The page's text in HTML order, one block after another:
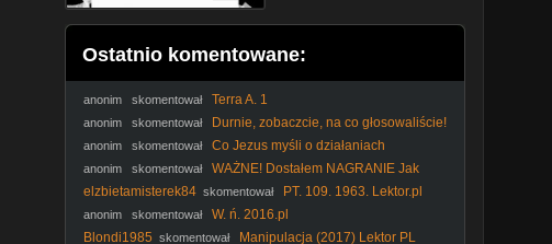
Ostatnio komentowane:
anonim skomentował Terra A. 1
anonim skomentował
Durnie, zobaczcie, na co głosowaliście!
#Nawrocki #Batyr #protestanci #wybory2025 #polityka
anonim skomentował
Co Jezus myśli o działaniach
Nawrockiego? #PomyślDziś odc. 2647
anonim skomentował
WAŻNE! Dostałem NAGRANIE Jak
Ukraiński Dowódca PIERZE Pieniądze z NASZEJ POMOCY
elzbietamisterek84 skomentował PT. 109. 1963. Lektor.pl
anonim skomentował
W. ń. 2016.pl
Blondi1985 skomentował
Manipulacja (2017) Lektor PL